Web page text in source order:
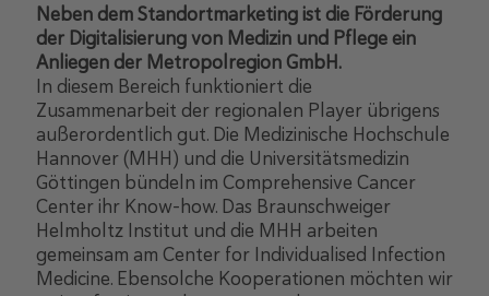
Neben dem Standortmarketing ist die Förderung
der Digitalisierung von Medizin und Pflege ein
Anliegen der Metropolregion GmbH.
In diesem Bereich funktioniert die
Zusammenarbeit der regionalen Player übrigens
außerordentlich gut. Die Medizinische Hochschule
Hannover (MHH) und die Universitätsmedizin
Göttingen bündeln im Comprehensive Cancer
Center ihr Know-how. Das Braunschweiger
Helmholtz Institut und die MHH arbeiten
gemeinsam am Center for Individualised Infection
Medicine. Ebensolche Kooperationen möchten wir